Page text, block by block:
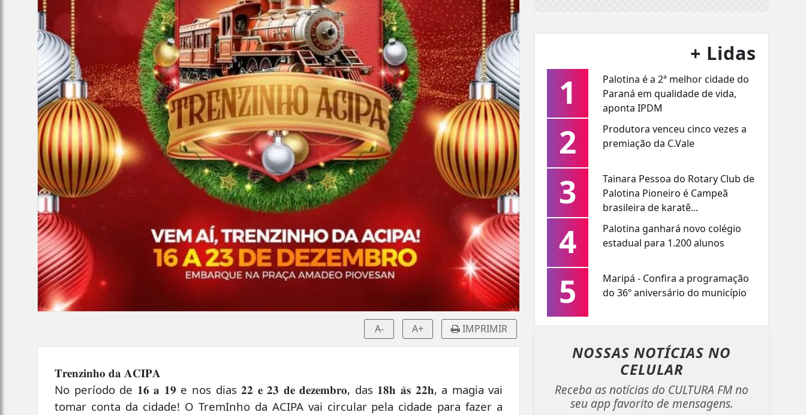
A- A+ IMPRIMIR
𝐓𝐫𝐞𝐧𝐳𝐢𝐧𝐡𝐨 𝐝𝐚 𝐀𝐂𝐈𝐏𝐀
No período de 𝟏𝟔 𝐚 𝟏𝟗 e nos dias 𝟐𝟐 𝐞 𝟐𝟑 𝐝𝐞 𝐝𝐞𝐳𝐞𝐦𝐛𝐫𝐨, das 𝟏𝟖𝐡 𝐚̀𝐬 𝟐𝟐𝐡, a magia vai
tomar conta da cidade! O TremInho da ACIPA vai circular pela cidade para fazer a
+ Lidas
1
Palotina é a 2ª melhor cidade do
Paraná em qualidade de vida,
aponta IPDM
2
Produtora venceu cinco vezes a
premiação da C.Vale
3
Tainara Pessoa do Rotary Club de
Palotina Pioneiro é Campeã
brasileira de karatê...
4
Palotina ganhará novo colégio
estadual para 1.200 alunos
5
Maripá - Confira a programação
do 36º aniversário do município
NOSSAS NOTÍCIASNO
CELULAR
Receba as notícias do CULTURA FM no
seu app favorito de mensagens.